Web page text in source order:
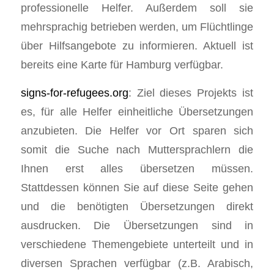
professionelle Helfer. Außerdem soll sie
mehrsprachig betrieben werden, um Flüchtlinge
über Hilfsangebote zu informieren. Aktuell ist
bereits eine Karte für Hamburg verfügbar.
signs-for-refugees.org: Ziel dieses Projekts ist
es, für alle Helfer einheitliche Übersetzungen
anzubieten. Die Helfer vor Ort sparen sich
somit die Suche nach Muttersprachlern die
Ihnen erst alles übersetzen müssen.
Stattdessen können Sie auf diese Seite gehen
und die benötigten Übersetzungen direkt
ausdrucken. Die Übersetzungen sind in
verschiedene Themengebiete unterteilt und in
diversen Sprachen verfügbar (z.B. Arabisch,